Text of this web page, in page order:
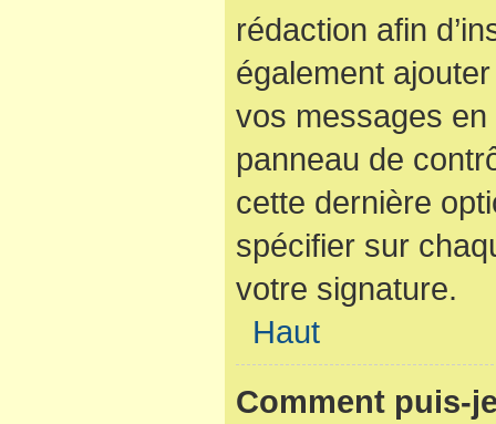
rédaction afin
également
vos messages
panneau de
cette dernière
spécifier sur
votre signature.
Haut
Comment puis-